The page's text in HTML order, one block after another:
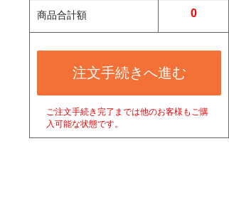
商品合計額 0
注文手続きへ進む
ご注文手続き完了までは他のお客様もご購
入可能な状態です。